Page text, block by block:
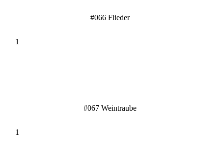
#066 Flieder
#067 Weintraube